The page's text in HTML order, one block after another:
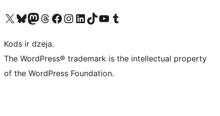
Apmeklējiet mūsu X (agrāk Twitter) kontu
Apmeklējiet mūsu Bluesky kontu
Apmeklējiet mūsu Mastodon kontu
Apmeklējiet mūsu Threads kontu
Apmeklējiet mūsu Facebook lapuApmeklējiet mūsu Instagram kontu
Apmeklējiet mūsu LinkedIn kontu
Apmeklējiet mūsu TikTok kontu
Apmeklējiet mūsu YouTube kanālu
Apmeklējiet mūsu Tumblr kontu
Kods ir dzeja.
The WordPress® trademark is the intellectual property
of the WordPress Foundation.